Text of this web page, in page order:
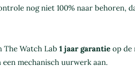
nog niet 100% naar behoren,
The Watch Lab 1 jaar garantieop de
mechanisch uurwerk aan.